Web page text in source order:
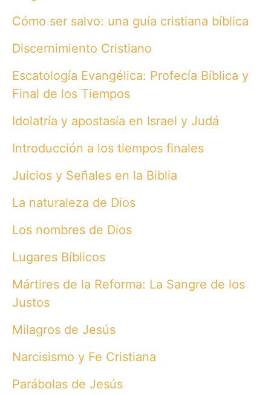
Cómo ser salvo: una guía cristiana bíblica
Discernimiento Cristiano
Escatología Evangélica: Profecía Bíblica y
Final de los Tiempos
Idolatría y apostasía en Israel y Judá
Introducción a los tiempos finales
Juicios y Señales en la Biblia
La naturaleza de Dios
Los nombres de Dios
Lugares Bíblicos
Mártires de la Reforma: La Sangre de los
Justos
Milagros de Jesús
Narcisismo y Fe Cristiana
Parábolas de Jesús